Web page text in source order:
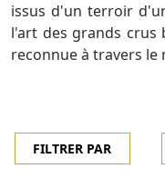
issus d'un terroir
l'art des grands crus
reconnue à travers le
FILTRER PAR